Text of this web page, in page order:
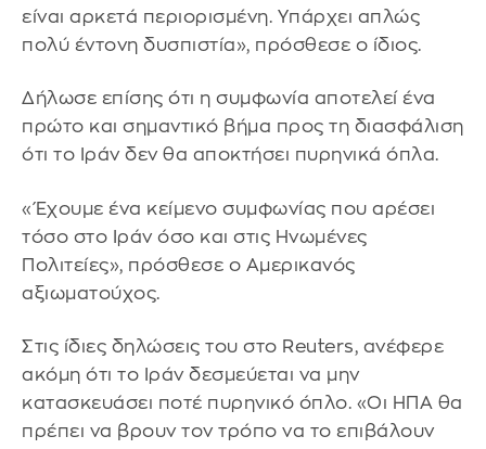
είναι αρκετά περιορισμένη. Υπάρχει απλώς
πολύ έντονη δυσπιστία», πρόσθεσε ο ίδιος.
Δήλωσε επίσης ότι η συμφωνία αποτελεί ένα
πρώτο και σημαντικό βήμα προς τη διασφάλιση
ότι το Ιράν δεν θα αποκτήσει πυρηνικά όπλα.
«Έχουμε ένα κείμενο συμφωνίας που αρέσει
τόσο στο Ιράν όσο και στις Ηνωμένες
Πολιτείες», πρόσθεσε ο Αμερικανός
αξιωματούχος.
Στις ίδιες δηλώσεις του στο Reuters, ανέφερε
ακόμη ότι το Ιράν δεσμεύεται να μην
κατασκευάσει ποτέ πυρηνικό όπλο. «Οι ΗΠΑ θα
πρέπει να βρουν τον τρόπο να το επιβάλουν